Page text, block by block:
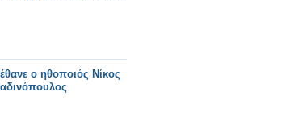
ο ηθοποιός Νίκος